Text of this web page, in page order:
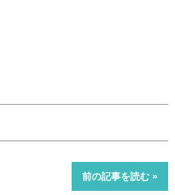
前の記事を読む »